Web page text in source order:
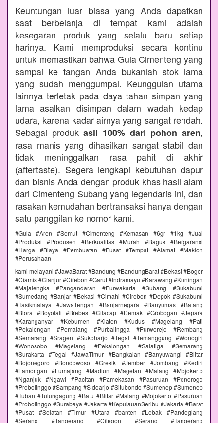
Keuntungan luar biasa yang Anda dapatkan
saat berbelanja di tempat kami adalah
kesegaran produk yang selalu baru setiap
harinya. Kami memproduksi secara kontinu
untuk memastikan bahwa Gula Cimenteng yang
sampai ke tangan Anda bukanlah stok lama
yang sudah menggumpal. Keunggulan utama
lainnya terletak pada daya tahan simpan yang
lama asalkan disimpan dalam wadah kedap
udara, karena kadar airnya yang sangat rendah.
Sebagai produkasli 100% dari pohon aren,
rasa manis yang dihasilkan sangat stabil dan
tidak meninggalkan rasa pahit di akhir
(aftertaste). Segera lengkapi kebutuhan dapur
dan bisnis Anda dengan produk khas hasil alam
dari Cimenteng Subang yang legendaris ini, dan
rasakan kemudahan bertransaksi hanya dengan
satu panggilan ke nomor kami.
#Gula #Aren #Semut #Cimenteng #Kemasan #6gr #1kg #Jual
#Produksi #Produsen #Berkualitas #Murah #Bagus #Bergaransi
#Harga #Biaya #Pembuatan #Pusat #Tempat #Alamat #Maklon
#Perusahaan
kami melayani #JawaBarat #Bandung #BandungBarat #Bekasi #Bogor
#Ciamis #Cianjur #Cirebon #Garut #Indramayu #Karawang #Kuningan
#Majalengka #Pangandaran #Purwakarta #Subang #Sukabumi
#Sumedang #Banjar #Bekasi #Cimahi #Cirebon #Depok #Sukabumi
#Tasikmalaya #JawaTengah #Banjarnegara #Banyumas #Batang
#Blora #Boyolali #Brebes #Cilacap #Demak #Grobogan #Jepara
#Karanganyar #Kebumen #Klaten #Kudus #Magelang #Pati
#Pekalongan #Pemalang #Purbalingga #Purworejo #Rembang
#Semarang #Sragen #Sukoharjo #Tegal #Temanggung #Wonogiri
#Wonosobo #Magelang #Pekalongan #Salatiga #Semarang
#Surakarta #Tegal #JawaTimur #Bangkalan #Banyuwangi #Blitar
#Bojonegoro #Bondowoso #Gresik #Jember #Jombang #Kediri
#Lamongan #Lumajang #Madiun #Magetan #Malang #Mojokerto
#Nganjuk #Ngawi #Pacitan #Pamekasan #Pasuruan #Ponorogo
#Probolinggo #Sampang #Sidoarjo #Situbondo #Sumenep #Sumenep
#Tuban #Tulungagung #Batu #Blitar #Malang #Mojokerto #Pasuruan
#Probolinggo #Surabaya #Jakarta #KepulauanSeribu #Jakarta #Barat
#Pusat #Selatan #Timur #Utara #banten #Lebak #Pandeglang
#Serang #Tangerang #Cilegon #Serang #Tangerang